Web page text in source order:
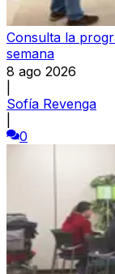
Consulta la
semana
8 ago 2026
Sofía Revenga
0